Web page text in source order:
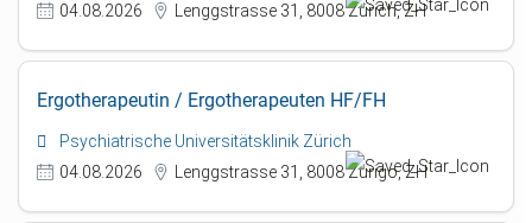
04.08.2026
Lenggstrasse 31, 8008 Zürich, ZH
Ergotherapeutin / Ergotherapeuten HF/FH
Psychiatrische Universitätsklinik Zürich
04.08.2026
Lenggstrasse 31, 8008 Zurigo, ZH